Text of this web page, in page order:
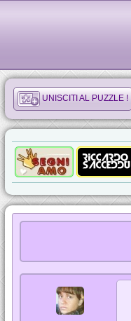
UNISCITI AL PUZZLE !